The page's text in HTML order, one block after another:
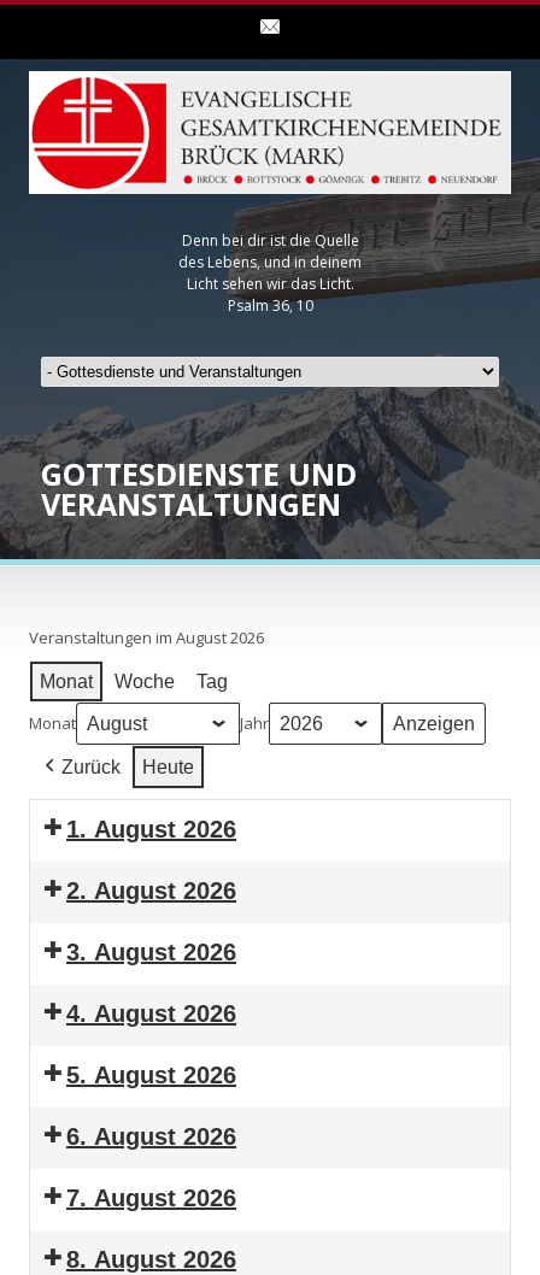
Denn bei dir ist die Quelle
des Lebens, und in deinem
Licht sehen wir das Licht.
Psalm 36, 10
GOTTESDIENSTE UND
VERANSTALTUNGEN
Veranstaltungen im August 2026
Monat Woche Tag
Monat Jahr
Zurück Heute
1. August 2026
2. August 2026
3. August 2026
4. August 2026
5. August 2026
6. August 2026
7. August 2026
8. August 2026